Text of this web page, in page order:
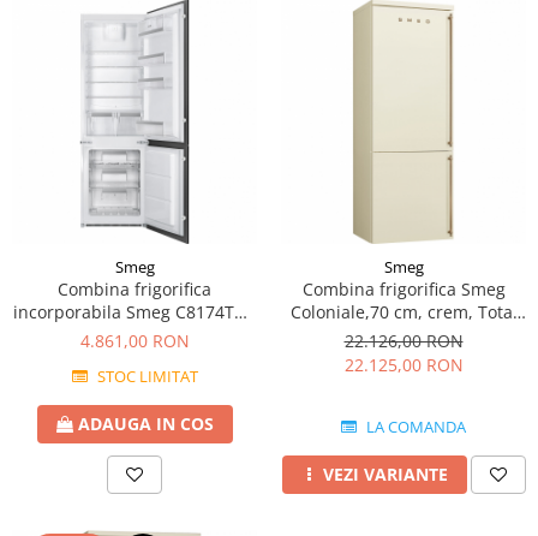
Smeg
Combina frigorifica
incorporabila Smeg C8174TNE
Total No Frost, A++
4.861,00 RON
STOC LIMITAT
ADAUGA IN COS
Smeg
Combina frigorifica Smeg
Coloniale,70 cm, crem, Total
No Frost
22.126,00 RON
22.125,00 RON
LA COMANDA
VEZI VARIANTE